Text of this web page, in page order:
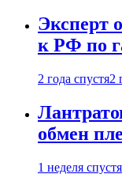
Эксперт
к РФ по
2 года спустя2
обмен
1 неделя спустя